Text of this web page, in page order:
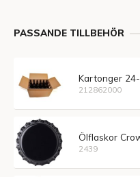
PASSANDE TILLBEHÖR
Kartonger
212862000
Ölflaskor
2439